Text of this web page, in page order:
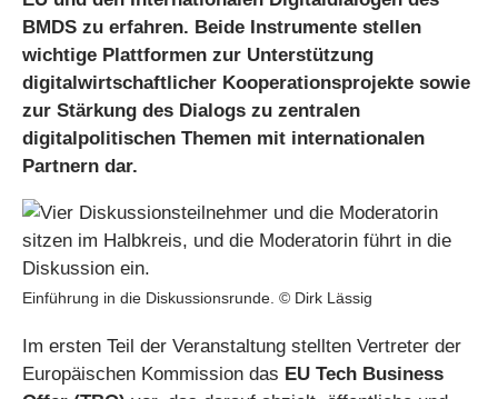
BMDS zu erfahren. Beide Instrumente stellen
wichtige Plattformen zur Unterstützung
digitalwirtschaftlicher Kooperationsprojekte sowie
zur Stärkung des Dialogs zu zentralen
digitalpolitischen Themen mit internationalen
Partnern dar.
Einführung in die Diskussionsrunde. © Dirk Lässig
Im ersten Teil der Veranstaltung stellten Vertreter der
Europäischen Kommission das EU Tech Business